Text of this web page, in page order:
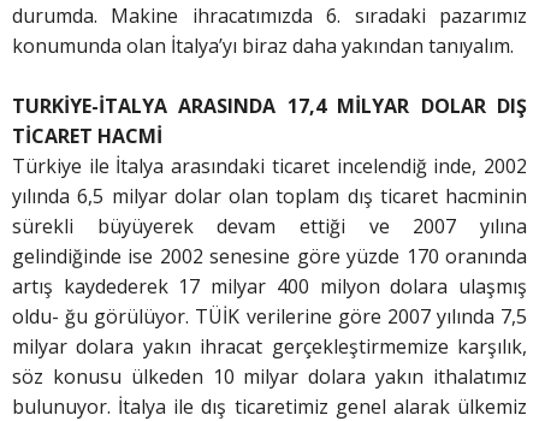
durumda. Makine ihracatımızda 6. sıradaki pazarımız
konumunda olan İtalya’yı biraz daha yakından tanıyalım.
TURKİYE-İTALYA ARASINDA 17,4 MİLYAR DOLAR DIŞ
TİCARET HACMİ
Türkiye ile İtalya arasındaki ticaret incelendiğ inde, 2002
yılında 6,5 milyar dolar olan toplam dış ticaret hacminin
sürekli büyüyerek devam ettiği ve 2007 yılına
gelindiğinde ise 2002 senesine göre yüzde 170 oranında
artış kaydederek 17 milyar 400 milyon dolara ulaşmış
oldu- ğu görülüyor. TÜİK verilerine göre 2007 yılında 7,5
milyar dolara yakın ihracat gerçekleştirmemize karşılık,
söz konusu ülkeden 10 milyar dolara yakın ithalatımız
bulunuyor. İtalya ile dış ticaretimiz genel alarak ülkemiz